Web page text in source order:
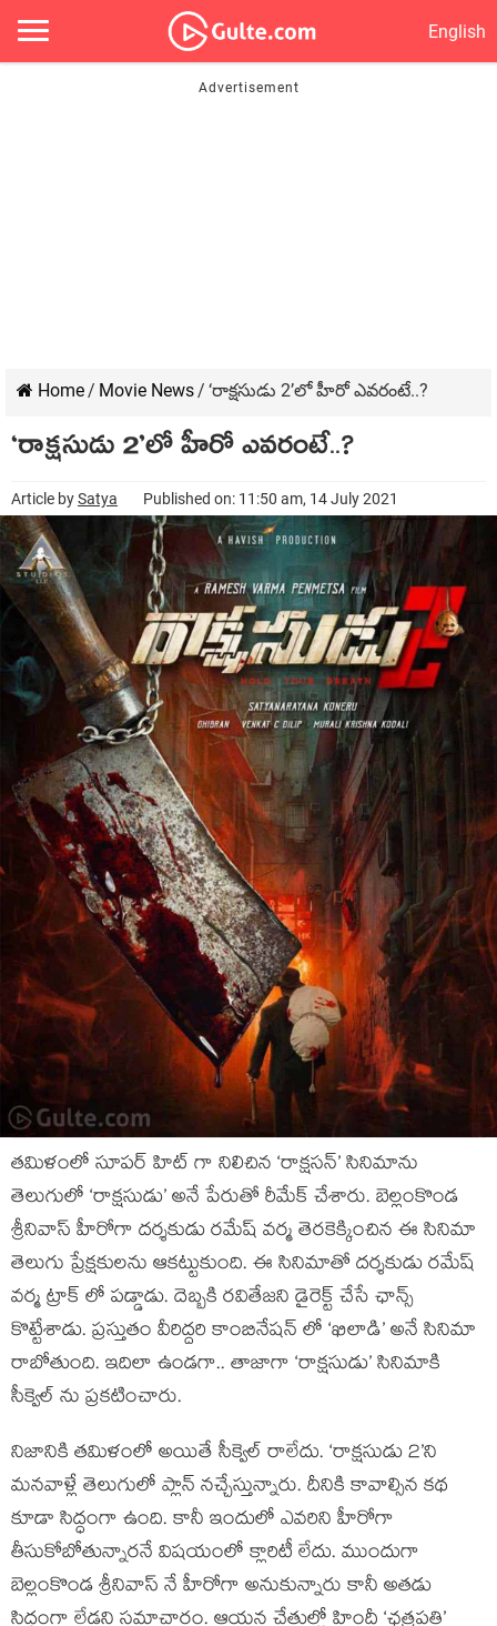
English
Home/ Movie News/ ‘రాక్షసుడు 2’లో హీరో ఎవరంటే..?
‘రాక్షసుడు 2’లో హీరో ఎవరంటే..?
Article bySatya Published on: 11:50 am, 14 July 2021
తమిళంలో సూపర్ హిట్ గా నిలిచిన ‘రాక్షసన్’ సినిమాను
తెలుగులో ‘రాక్షసుడు’ అనే పేరుతో రీమేక్ చేశారు. బెల్లంకొండ
శ్రీనివాస్ హీరోగా దర్శకుడు రమేష్ వర్మ తెరకెక్కించిన ఈ సినిమా
తెలుగు ప్రేక్షకులను ఆకట్టుకుంది. ఈ సినిమాతో దర్శకుడు రమేష్
వర్మ ట్రాక్ లో పడ్డాడు. దెబ్బకి రవితేజని డైరెక్ట్ చేసే ఛాన్స్
కొట్టేశాడు. ప్రస్తుతం వీరిద్దరి కాంబినేషన్ లో ‘ఖిలాడి’ అనే సినిమా
రాబోతుంది. ఇదిలా ఉండగా.. తాజాగా ‘రాక్షసుడు’ సినిమాకి
సీక్వెల్ ను ప్రకటించారు.
నిజానికి తమిళంలో అయితే సీక్వెల్ రాలేదు. ‘రాక్షసుడు 2’ని
మనవాళ్లే తెలుగులో ప్లాన్ నచ్చేస్తున్నారు. దీనికి కావాల్సిన కథ
కూడా సిద్ధంగా ఉంది. కానీ ఇందులో ఎవరిని హీరోగా
తీసుకోబోతున్నారనే విషయంలో క్లారిటీ లేదు. ముందుగా
బెల్లంకొండ శ్రీనివాస్ నే హీరోగా అనుకున్నారు కానీ అతడు